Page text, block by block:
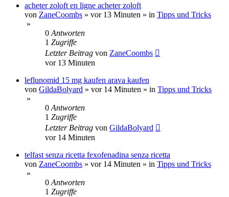
acheter zoloft en ligne acheter zoloft
von ZaneCoombs » vor 13 Minuten » in Tipps und Tricks
»
0 Antworten
1 Zugriffe
Letzter Beitrag von ZaneCoombs
vor 13 Minuten
leflunomid 15 mg kaufen arava kaufen
von GildaBolyard » vor 14 Minuten » in Tipps und Tricks
»
0 Antworten
1 Zugriffe
Letzter Beitrag von GildaBolyard
vor 14 Minuten
telfast senza ricetta fexofenadina senza ricetta
von ZaneCoombs » vor 14 Minuten » in Tipps und Tricks
»
0 Antworten
1 Zugriffe